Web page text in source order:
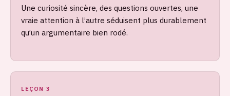
Une curiosité sincère, des questions ouvertes, une
vraie attention à l’autre séduisent plus durablement
qu’un argumentaire bien rodé.
LEÇON 3